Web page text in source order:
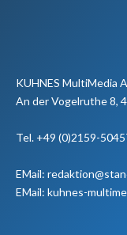
KUHNES MultiMedia
An der Vogelruthe 8,
Tel. +49 (0)2159-
EMail:
EMail: kuhnes-